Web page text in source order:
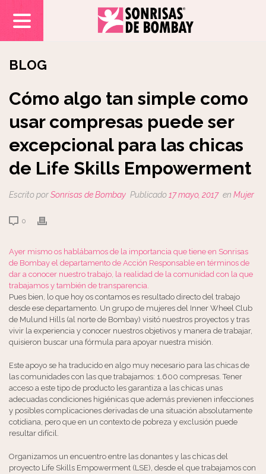
BLOG
Cómo algo tan simple como
usar compresas puede ser
excepcional para las chicas
de Life Skills Empowerment
Escrito porSonrisas de Bombay Publicado 17 mayo, 2017 en Mujer
0
Ayer mismo os hablábamos de la importancia que tiene en Sonrisas
de Bombay el departamento de Acción Responsable en términos de
dar a conocer nuestro trabajo, la realidad de la comunidad con la que
trabajamos y también de transparencia.
Pues bien, lo que hoy os contamos es resultado directo del trabajo
desde ese departamento. Un grupo de mujeres del Inner Wheel Club
de Mulund Hills (al norte de Bombay) visitó nuestros proyectos y tras
vivir la experiencia y conocer nuestros objetivos y manera de trabajar,
quisieron buscar una fórmula para apoyar nuestra misión.
Este apoyo se ha traducido en algo muy necesario para las chicas de
las comunidades con las que trabajamos: 1.600 compresas. Tener
acceso a este tipo de producto les garantiza a las chicas unas
adecuadas condiciones higiénicas que además previenen infecciones
y posibles complicaciones derivadas de una situación absolutamente
cotidiana, pero que en un contexto de pobreza y exclusión puede
resultar difícil.
Organizamos un encuentro entre las donantes y las chicas del
proyecto Life Skills Empowerment (LSE), desde el que trabajamos con